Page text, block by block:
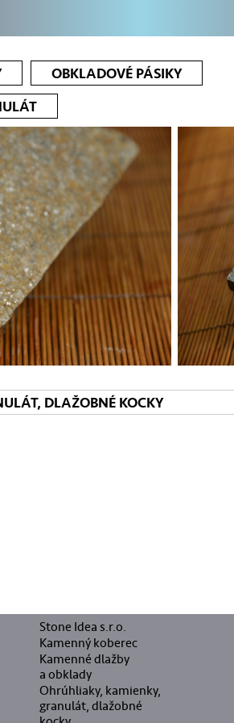
OBKLADOVÉ PÁSIKY
DLAŽOBNÉ KOCKY
Stone Idea s.r.o.
Kamenný koberec
Kamenné dlažby
a obklady
Ohrúhliaky, kamienky,
granulát, dlažobné